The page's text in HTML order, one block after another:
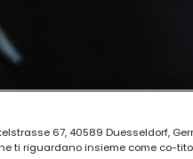
67, 40589 Duesseldorf,
ti riguardano insieme come co-